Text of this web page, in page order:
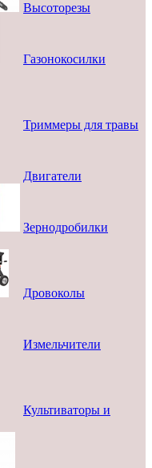
Высоторезы
Газонокосилки
Триммеры для травы
Двигатели
Зернодробилки
Дровоколы
Измельчители
Культиваторы и